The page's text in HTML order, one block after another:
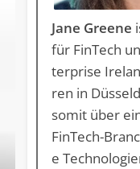
Jane Greene
für Fin­Tech
t­er­pri­se
ren in
so­mit über
Fin­Tech-
e